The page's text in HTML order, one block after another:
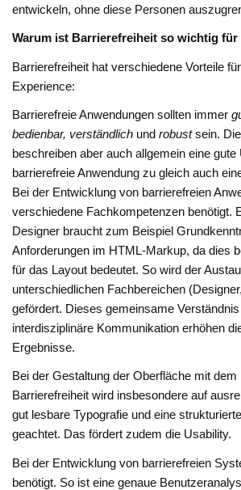
entwickeln, ohne diese Personen
Warum ist Barrierefreiheit so wichtig für
Barrierefreiheit hat verschiedene Vorteile
Experience:
Barrierefreie Anwendungen sollten immer
bedienbar, verständlich undrobustsein.
beschreiben aber auch allgemein eine
barrierefreie Anwendung zu gleich auch
Bei der Entwicklung von barrierefreien
verschiedene Fachkompetenzen benötigt.
Designer braucht zum Beispiel
Anforderungen im HTML-Markup, da dies
für das Layout bedeutet. So wird der
unterschiedlichen Fachbereichen
gefördert. Dieses gemeinsame
interdisziplinäre Kommunikation erhöhen
Ergebnisse.
Bei der Gestaltung der Oberfläche mit dem
Barrierefreiheit wird insbesondere auf
gut lesbare Typografie und eine
geachtet. Das fördert zudem die Usability.
Bei der Entwicklung von barrierefreien
benötigt. So ist eine genaue